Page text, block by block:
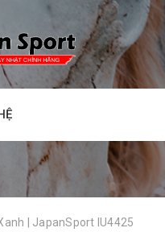
| JapanSport IU4425